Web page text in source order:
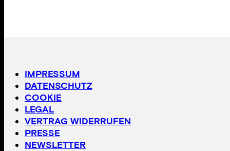
IMPRESSUM
DATENSCHUTZ
COOKIE
LEGAL
VERTRAG WIDERRUFEN
PRESSE
NEWSLETTER